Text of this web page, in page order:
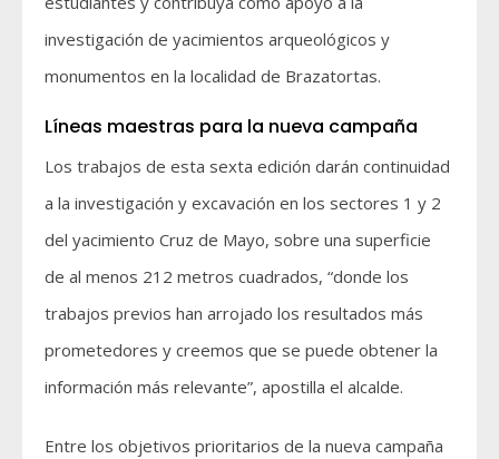
investigación de yacimientos arqueológicos y
monumentos en la localidad de Brazatortas.
Líneas maestras para la nueva campaña
Los trabajos de esta sexta edición darán continuidad
a la investigación y excavación en los sectores 1 y 2
del yacimiento Cruz de Mayo, sobre una superficie
de al menos 212 metros cuadrados, “donde los
trabajos previos han arrojado los resultados más
prometedores y creemos que se puede obtener la
información más relevante”, apostilla el alcalde.
Entre los objetivos prioritarios de la nueva campaña